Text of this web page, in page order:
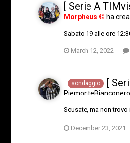
[ Serie A
Morpheus © ha
Sabato 19 alle ore
March 12, 2022
sondaggio [
PiemonteBianconero
Scusate, ma non
December 23, 2021